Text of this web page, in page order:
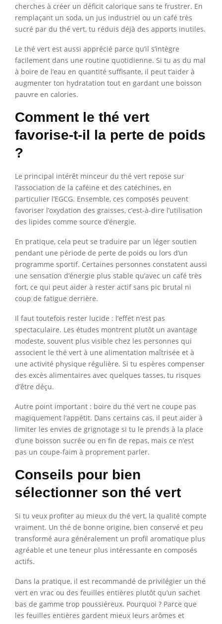
cherches à créer un déficit calorique sans te frustrer. En
remplaçant un soda, un jus industriel ou un café très
sucré par du thé vert, tu réduis déjà des apports inutiles.
Le thé vert est aussi apprécié parce qu’il s’intègre
facilement dans une routine quotidienne. Si tu as du mal
à boire de l’eau en quantité suffisante, il peut t’aider à
augmenter ton hydratation tout en gardant une boisson
pauvre en calories.
Comment le thé vert
favorise-t-il la perte de poids
?
Le principal intérêt minceur du thé vert repose sur
l’association de la caféine et des catéchines, en
particulier l’EGCG. Ensemble, ces composés peuvent
favoriser l’oxydation des graisses, c’est-à-dire l’utilisation
des lipides comme source d’énergie.
En pratique, cela peut se traduire par un léger soutien
pendant une période de perte de poids ou lors d’un
programme sportif. Certaines personnes constatent aussi
une sensation d’énergie plus stable qu’avec un café très
fort, ce qui peut aider à rester actif sans pic brutal ni
coup de fatigue derrière.
Il faut toutefois rester lucide : l’effet n’est pas
spectaculaire. Les études montrent plutôt un avantage
modeste, souvent plus visible chez les personnes qui
associent le thé vert à une alimentation maîtrisée et à
une activité physique régulière. Si tu espères compenser
des excès alimentaires avec quelques tasses, tu risques
d’être déçu.
Autre point important : boire du thé vert ne coupe pas
magiquement l’appétit. Dans certains cas, il peut aider à
limiter les envies de grignotage si tu le prends à la place
d’une boisson sucrée ou en fin de repas, mais ce n’est
pas un coupe-faim à proprement parler.
Conseils pour bien
sélectionner son thé vert
Si tu veux profiter au mieux du thé vert, la qualité compte
vraiment. Un thé de bonne origine, bien conservé et peu
transformé aura généralement un profil aromatique plus
agréable et une teneur plus intéressante en composés
actifs.
Dans la pratique, il est recommandé de privilégier un thé
vert en vrac ou des feuilles entières plutôt qu’un sachet
bas de gamme trop poussiéreux. Pourquoi ? Parce que
les feuilles entières gardent mieux leurs arômes et